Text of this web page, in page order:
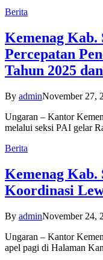
Berita
Kemenag Kab.
Percepatan
Tahun 2025
By adminNovember 27,
Ungaran – Kantor
melalui seksi PAI gelar
Berita
Kemenag Kab.
Koordinasi
By adminNovember 24,
Ungaran – Kantor
apel pagi di Halaman